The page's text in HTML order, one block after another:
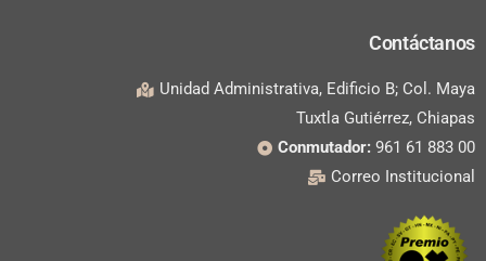
Contáctanos
Unidad Administrativa, Edificio B; Col. Maya
Tuxtla Gutiérrez, Chiapas
Conmutador: 961 61 883 00
Correo Institucional